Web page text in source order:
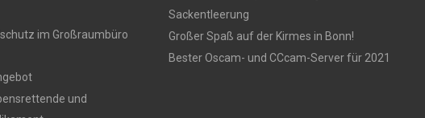
im Großraumbüro
und
Sackentleerung
Großer Spaß auf der Kirmes in Bonn!
Bester Oscam- und CCcam-Server für 2021